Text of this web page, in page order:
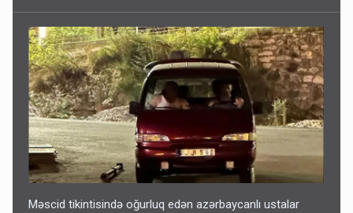
Məscid tikintisində oğurluq edən azərbaycanlı ustalar